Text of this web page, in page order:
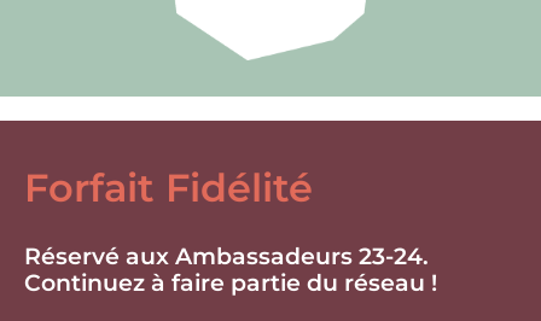
Forfait Fidélité
Réservé aux Ambassadeurs 23-24.
Continuez à faire partie du réseau !